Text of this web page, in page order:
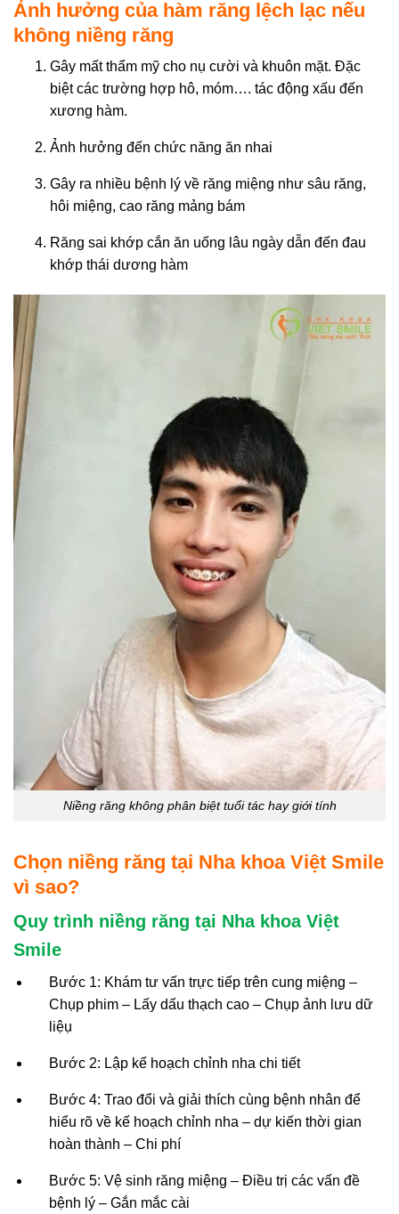
Ảnh hưởng của hàm răng lệch lạc nếu
không niềng răng
Gây mất thẩm mỹ cho nụ cười và khuôn mặt. Đặc
biệt các trường hợp hô, móm…. tác động xấu đến
xương hàm.
Ảnh hưởng đến chức năng ăn nhai
Gây ra nhiều bệnh lý về răng miệng như sâu răng,
hôi miệng, cao răng mảng bám
Răng sai khớp cắn ăn uống lâu ngày dẫn đến đau
khớp thái dương hàm
Niềng răng không phân biệt tuổi tác hay giới tính
Chọn niềng răng tại Nha khoa Việt Smile
vì sao?
Quy trình niềng răng tại Nha khoa Việt
Smile
Bước 1: Khám tư vấn trực tiếp trên cung miệng –
Chụp phim – Lấy dấu thạch cao – Chụp ảnh lưu dữ
liệụ
Bước 2: Lập kế hoạch chỉnh nha chi tiết
Bước 4: Trao đổi và giải thích cùng bệnh nhân để
hiểu rõ về kế hoạch chỉnh nha – dự kiến thời gian
hoàn thành – Chi phí
Bước 5: Vệ sinh răng miệng – Điều trị các vấn đề
bệnh lý – Gắn mắc cài